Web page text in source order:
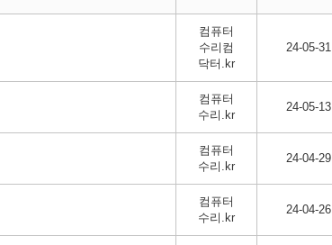
컴퓨터
수리컴
닥터.kr
24-05-31
컴퓨터
수리.kr
24-05-13
컴퓨터
수리.kr
24-04-29
컴퓨터
수리.kr
24-04-26